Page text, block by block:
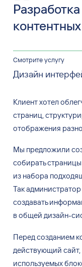
Смотрите услугу
Дизайн
Клиент хотел
страниц,
отображения
Мы предложили
собирать страницы
из набора
Так
создавать
в общей дизайн-
Перед созданием
действующий сайт,
используемых